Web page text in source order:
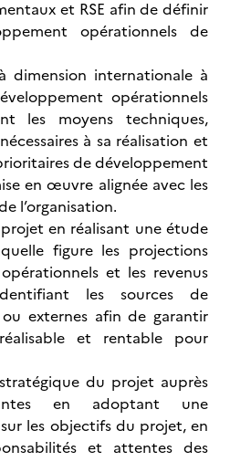
et RSE afin de définir
opérationnels de
dimension internationale à
opérationnels
les moyens techniques,
à sa réalisation et
de développement
en œuvre alignée avec les
l’organisation.
en réalisant une étude
figure les projections
et les revenus
les sources de
externes afin de garantir
et rentable pour
du projet auprès
en adoptant une
les objectifs du projet, en
et attentes des